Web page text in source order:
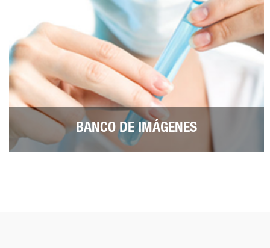
BANCO DE IMÁGENES